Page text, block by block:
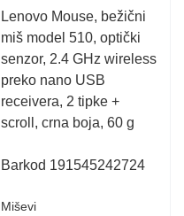
Rated
0.001
out
of
5
Lenovo Mouse, bežični
miš model 510, optički
senzor, 2.4 GHz wireless
preko nano USB
receivera, 2 tipke +
scroll, crna boja, 60 g
Barkod 191545242724
Miševi